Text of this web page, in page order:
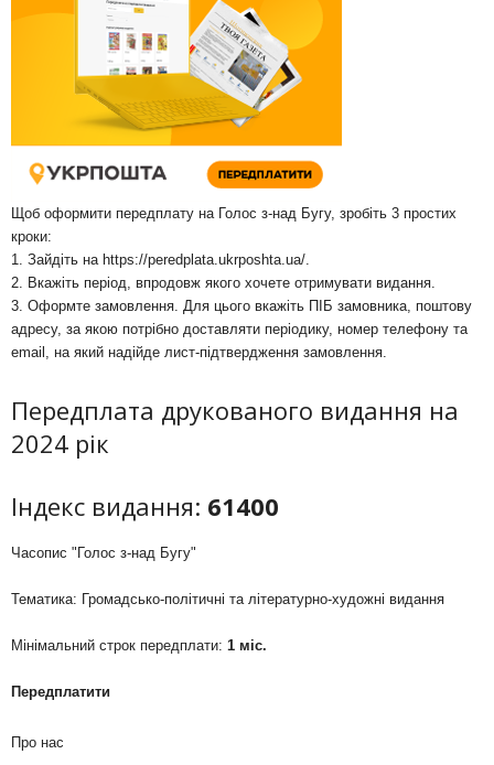
Щоб оформити передплату на Голос з-над Бугу, зробіть 3 простих
кроки:
1. Зайдіть на https://peredplata.ukrposhta.ua/
2. Вкажіть період, впродовж якого хочете отримувати видання.
3. Оформте замовлення. Для цього вкажіть ПІБ замовника, поштову
адресу, за якою потрібно доставляти періодику, номер телефону та
email, на який надійде лист-підтвердження замовлення.
Передплата друкованого видання на
2024 рік
Індекс видання: 61400
Часопис "Голос з-над Бугу"
Тематика: Громадсько-політичні та літературно-художні видання
Мінімальний строк передплати: 1 міс.
Передплатити
Про нас